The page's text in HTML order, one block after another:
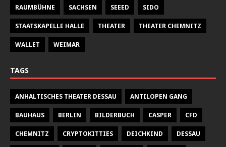
RAUMBÜHNE SACHSEN SEEED SIDO
STAATSKAPELLE HALLE THEATER THEATER CHEMNITZ
WALLET WEIMAR
TAGS
ANHALTISCHES THEATER DESSAU ANTILOPEN GANG
BAUHAUS BERLIN BILDERBUCH CASPER CFD
CHEMNITZ CRYPTOKITTIES DEICHKIND DESSAU